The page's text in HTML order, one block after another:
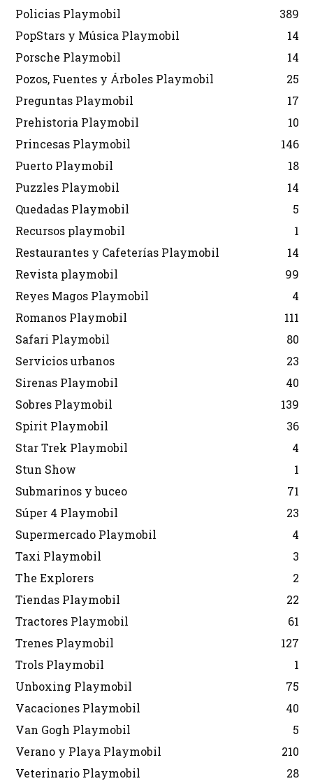
Policias Playmobil
389
PopStars y Música Playmobil
14
Porsche Playmobil
14
Pozos, Fuentes y Árboles Playmobil
25
Preguntas Playmobil
17
Prehistoria Playmobil
10
Princesas Playmobil
146
Puerto Playmobil
18
Puzzles Playmobil
14
Quedadas Playmobil
5
Recursos playmobil
1
Restaurantes y Cafeterías Playmobil
14
Revista playmobil
99
Reyes Magos Playmobil
4
Romanos Playmobil
111
Safari Playmobil
80
Servicios urbanos
23
Sirenas Playmobil
40
Sobres Playmobil
139
Spirit Playmobil
36
Star Trek Playmobil
4
Stun Show
1
Submarinos y buceo
71
Súper 4 Playmobil
23
Supermercado Playmobil
4
Taxi Playmobil
3
The Explorers
2
Tiendas Playmobil
22
Tractores Playmobil
61
Trenes Playmobil
127
Trols Playmobil
1
Unboxing Playmobil
75
Vacaciones Playmobil
40
Van Gogh Playmobil
5
Verano y Playa Playmobil
210
Veterinario Playmobil
28